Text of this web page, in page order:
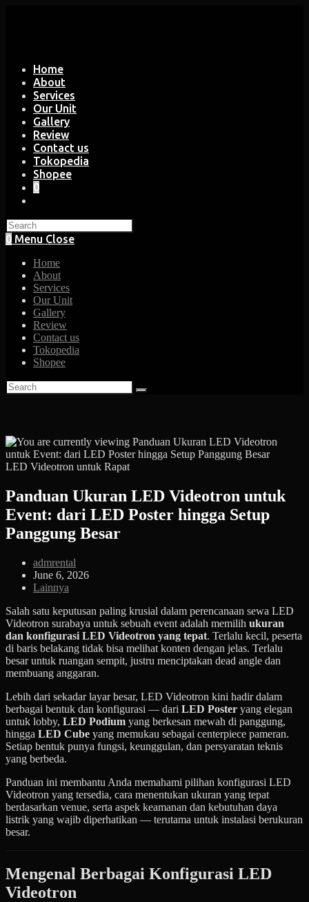
Home
About
Services
Our Unit
Gallery
Review
Contact us
Tokopedia
Shopee
0
search
0 Menu Close
Home
About
Services
Our Unit
Gallery
Review
Contact us
Tokopedia
Shopee
LED Videotron untuk Rapat
Panduan Ukuran LED Videotron untuk
Event: dari LED Poster hingga Setup
Panggung Besar
Post
author:
admrental
Post
published:
June 6, 2026
Post
Lainnya
Salah satu keputusan paling krusial dalam perencanaan sewa LED
Videotron surabaya untuk sebuah event adalah memilih ukuran
dan konfigurasi LED Videotron yang tepat. Terlalu kecil, peserta
di baris belakang tidak bisa melihat konten dengan jelas. Terlalu
besar untuk ruangan sempit, justru menciptakan dead angle dan
membuang anggaran.
Lebih dari sekadar layar besar, LED Videotron kini hadir dalam
berbagai bentuk dan konfigurasi — dari LED Poster yang elegan
untuk lobby, LED Podium yang berkesan mewah di panggung,
hingga LED Cube yang memukau sebagai centerpiece pameran.
Setiap bentuk punya fungsi, keunggulan, dan persyaratan teknis
yang berbeda.
Panduan ini membantu Anda memahami pilihan konfigurasi LED
Videotron yang tersedia, cara menentukan ukuran yang tepat
berdasarkan venue, serta aspek keamanan dan kebutuhan daya
listrik yang wajib diperhatikan — terutama untuk instalasi berukuran
besar.
Mengenal Berbagai Konfigurasi LED
Videotron